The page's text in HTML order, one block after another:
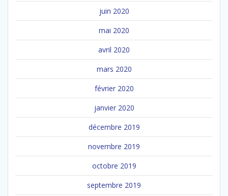
juin 2020
mai 2020
avril 2020
mars 2020
février 2020
janvier 2020
décembre 2019
novembre 2019
octobre 2019
septembre 2019